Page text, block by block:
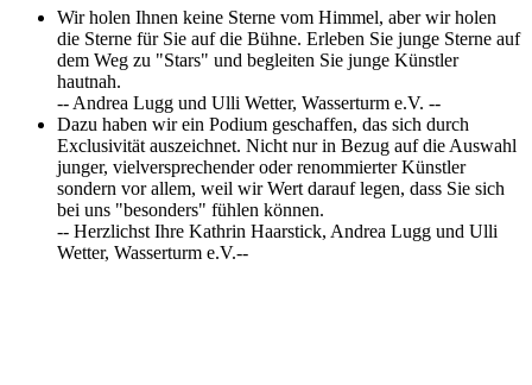
Wir holen Ihnen keine Sterne vom Himmel, aber wir holen
die Sterne für Sie auf die Bühne. Erleben Sie junge Sterne auf
dem Weg zu "Stars" und begleiten Sie junge Künstler
hautnah.
-- Andrea Lugg und Ulli Wetter, Wasserturm e.V. --
Dazu haben wir ein Podium geschaffen, das sich durch
Exclusivität auszeichnet. Nicht nur in Bezug auf die Auswahl
junger, vielversprechender oder renommierter Künstler
sondern vor allem, weil wir Wert darauf legen, dass Sie sich
bei uns "besonders" fühlen können.
-- Herzlichst Ihre Kathrin Haarstick, Andrea Lugg und Ulli
Wetter, Wasserturm e.V.--